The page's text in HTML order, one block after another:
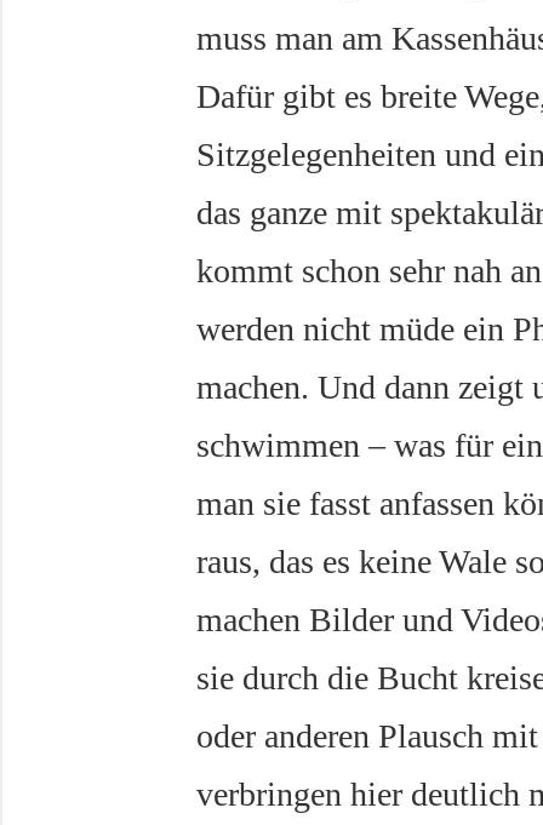
muss man am
Dafür gibt es breite
Sitzgelegenheiten und
das ganze mit
kommt schon sehr nah
werden nicht müde ein
machen. Und dann zeigt
schwimmen – was für
man sie fasst anfassen
raus, das es keine Wale
machen Bilder und
sie durch die Bucht
oder anderen Plausch
verbringen hier deutlich